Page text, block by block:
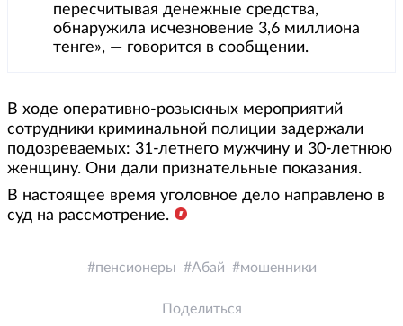
пересчитывая денежные средства,
обнаружила исчезновение 3,6 миллиона
тенге», — говорится в сообщении.
В ходе оперативно-розыскных мероприятий
сотрудники криминальной полиции задержали
подозреваемых: 31-летнего мужчину и 30-летнюю
женщину. Они дали признательные показания.
В настоящее время уголовное дело направлено в
суд на рассмотрение.
пенсионеры Абай мошенники
Поделиться